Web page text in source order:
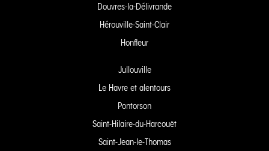
Douvres-la-Délivrande
Hérouville-Saint-Clair
Honfleur
Jullouville
Le Havre et alentours
Pontorson
Saint-Hilaire-du-Harcouët
Saint-Jean-le-Thomas